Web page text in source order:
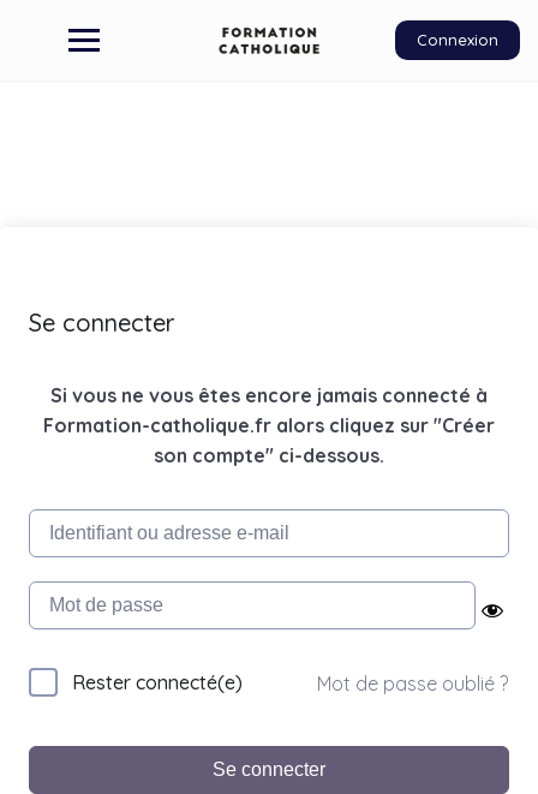
Connexion
Se connecter
Si vous ne vous êtes encore jamais connecté à
Formation-catholique.fr alors cliquez sur "Créer
son compte" ci-dessous.
Rester connecté(e) Mot de passe oublié ?
Se connecter